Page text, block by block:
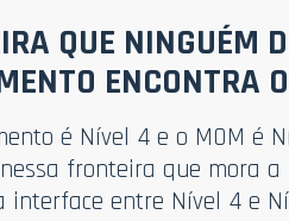
QUE NINGUÉM
ENCONTRA
é Nível 4 e o MOM é
fronteira que mora
interface entre Nível 4 e